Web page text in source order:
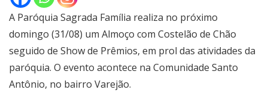
A Paróquia Sagrada Família realiza no próximo
domingo (31/08) um Almoço com Costelão de Chão
seguido de Show de Prêmios, em prol das atividades da
paróquia. O evento acontece na Comunidade Santo
Antônio, no bairro Varejão.